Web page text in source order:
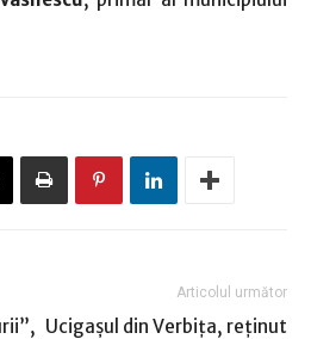
Articolul următor
Ucigaşul din Verbiţa, reţinut